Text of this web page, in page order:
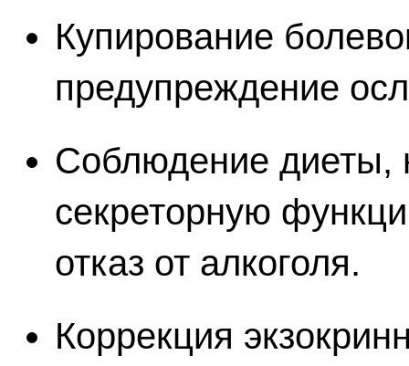
Купирование
предупреждение
Соблюдение диеты,
секреторную
отказ от алкоголя.
Коррекция